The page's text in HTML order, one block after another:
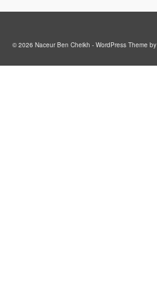
© 2026 Naceur Ben Cheikh - WordPress Theme by